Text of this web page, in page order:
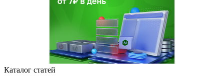
Каталог статей